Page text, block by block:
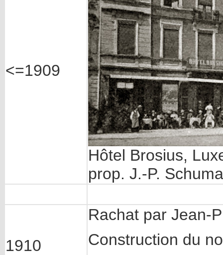
<=1909
Hôtel Brosius,
prop. J.-P.
1910
Rachat par Jean-
Construction du